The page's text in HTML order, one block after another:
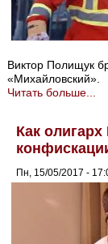
Виктор Полищук
«Михайловский».
Читать больше...
Как
Пн, 15/05/2017 -